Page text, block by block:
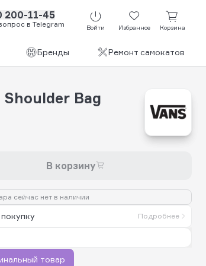
200-11-45
в Telegram Войти Избранное Корзина
Бренды Ремонт самокатов
Bag
В корзину
сейчас нет в наличии
Подробнее
товар